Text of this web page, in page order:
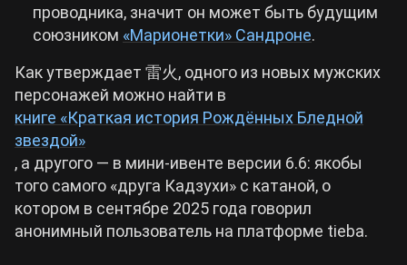
проводника, значит он может быть будущим
союзником «Марионетки» Сандроне.
Как утверждает 雷火, одного из новых мужских
персонажей можно найти в
книге «Краткая история Рождённых Бледной
звездой»
, а другого — в мини-ивенте версии 6.6: якобы
того самого «друга Кадзухи» с катаной, о
котором в сентябре 2025 года говорил
анонимный пользователь на платформе tieba.